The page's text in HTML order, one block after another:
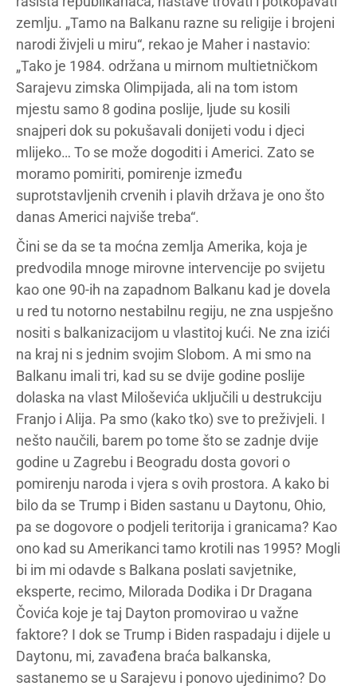
zemlju. „Tamo na Balkanu razne su religije i brojeni
narodi živjeli u miru“, rekao je Maher i nastavio:
„Tako je 1984. održana u mirnom multietničkom
Sarajevu zimska Olimpijada, ali na tom istom
mjestu samo 8 godina poslije, ljude su kosili
snajperi dok su pokušavali donijeti vodu i djeci
mlijeko… To se može dogoditi i Americi. Zato se
moramo pomiriti, pomirenje između
suprotstavljenih crvenih i plavih država je ono što
danas Americi najviše treba“.
Čini se da se ta moćna zemlja Amerika, koja je
predvodila mnoge mirovne intervencije po svijetu
kao one 90-ih na zapadnom Balkanu kad je dovela
u red tu notorno nestabilnu regiju, ne zna uspješno
nositi s balkanizacijom u vlastitoj kući. Ne zna izići
na kraj ni s jednim svojim Slobom. A mi smo na
Balkanu imali tri, kad su se dvije godine poslije
dolaska na vlast Miloševića uključili u destrukciju
Franjo i Alija. Pa smo (kako tko) sve to preživjeli. I
nešto naučili, barem po tome što se zadnje dvije
godine u Zagrebu i Beogradu dosta govori o
pomirenju naroda i vjera s ovih prostora. A kako bi
bilo da se Trump i Biden sastanu u Daytonu, Ohio,
pa se dogovore o podjeli teritorija i granicama? Kao
ono kad su Amerikanci tamo krotili nas 1995? Mogli
bi im mi odavde s Balkana poslati savjetnike,
eksperte, recimo, Milorada Dodika i Dr Dragana
Čovića koje je taj Dayton promovirao u važne
faktore? I dok se Trump i Biden raspadaju i dijele u
Daytonu, mi, zavađena braća balkanska,
sastanemo se u Sarajevu i ponovo ujedinimo? Do